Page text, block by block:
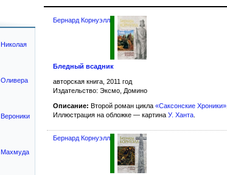
Бернард Корнуэлл
Бледный всадник
авторская книга, 2011 год
Издательство: Эксмо, Домино
Описание: Второй роман цикла «Саксонские Хроники»
Иллюстрация на обложке — картина У. Ханта
Бернард Корнуэлл
Николая
Оливера
Вероники
Махмуда